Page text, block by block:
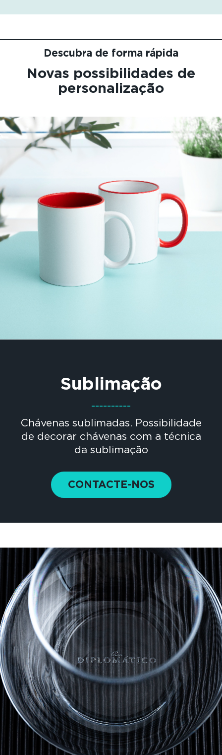
Descubra de forma rápida
Novas possibilidades de
personalização
Sublimação
----------
Chávenas sublimadas. Possibilidade
de decorar chávenas com a técnica
da sublimação
CONTACTE-NOS